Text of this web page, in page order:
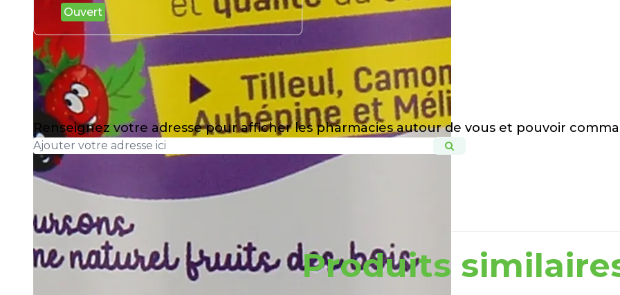
Ouvert
Renseignez votre adresse pour afficher les pharmacies autour de vous et pouvoir
Produits